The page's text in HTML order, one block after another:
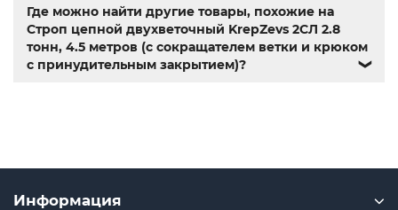
Где можно найти другие товары, похожие на
Строп цепной двухветочный KrepZevs 2СЛ 2.8
тонн, 4.5 метров (с сокращателем ветки и крюком
с принудительным закрытием)?
❯
Информация